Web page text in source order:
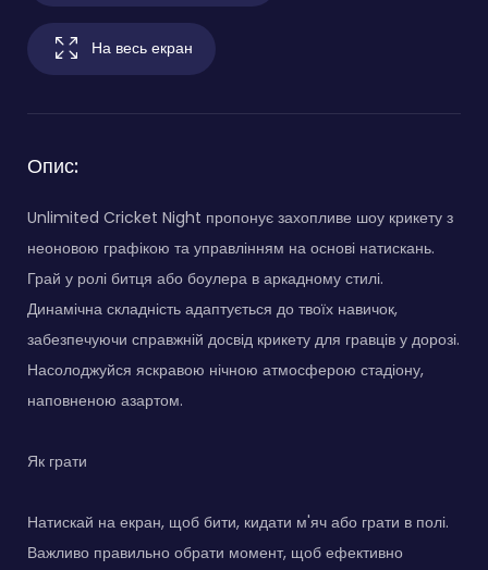
На весь екран
Опис:
Unlimited Cricket Night пропонує захопливе шоу крикету з
неоновою графікою та управлінням на основі натискань.
Грай у ролі битця або боулера в аркадному стилі.
Динамічна складність адаптується до твоїх навичок,
забезпечуючи справжній досвід крикету для гравців у дорозі.
Насолоджуйся яскравою нічною атмосферою стадіону,
наповненою азартом.
Як грати
Натискай на екран, щоб бити, кидати м'яч або грати в полі.
Важливо правильно обрати момент, щоб ефективно